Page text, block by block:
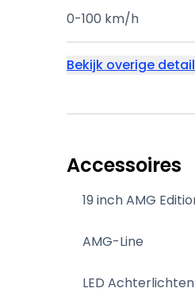
0-100 km/h
Bekijk overige
Accessoires
19 inch AMG
AMG-Line
LED Achterlichten